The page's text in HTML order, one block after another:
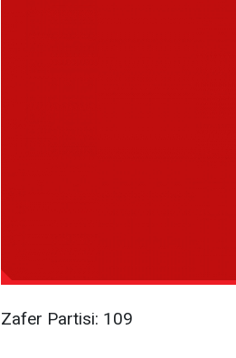
Zafer Partisi: 109